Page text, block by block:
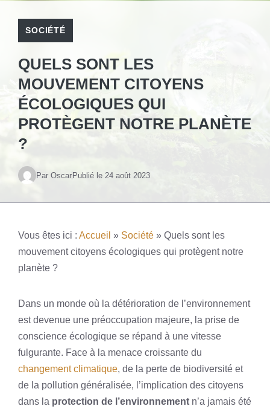
SOCIÉTÉ
QUELS SONT LES
MOUVEMENT CITOYENS
ÉCOLOGIQUES QUI
PROTÈGENT NOTRE PLANÈTE
?
Par OscarPublié le 24 août 2023
Vous êtes ici : Accueil » Société » Quels sont les
mouvement citoyens écologiques qui protègent notre
planète ?
Dans un monde où la détérioration de l’environnement
est devenue une préoccupation majeure, la prise de
conscience écologique se répand à une vitesse
fulgurante. Face à la menace croissante du
changement climatique, de la perte de biodiversité et
de la pollution généralisée, l’implication des citoyens
dans la protection de l’environnement n’a jamais été